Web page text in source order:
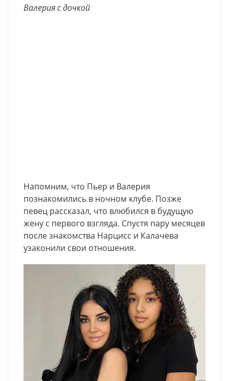
Валерия с дочкой
Напомним, что Пьер и Валерия
познакомились в ночном клубе. Позже
певец рассказал, что влюбился в будущую
жену с первого взгляда. Спустя пару месяцев
после знакомства Нарцисс и Калачева
узаконили свои отношения.